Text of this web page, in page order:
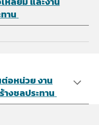
าน
อหน่วย ​งาน
งชลประทาน